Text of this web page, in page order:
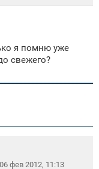
я помню уже
свежего?
06 фев 2012, 11:13